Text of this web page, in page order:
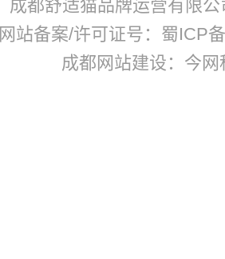
成都舒适猫品牌运营有限
网站备案/许可证号：蜀ICP
成都网站建设：今